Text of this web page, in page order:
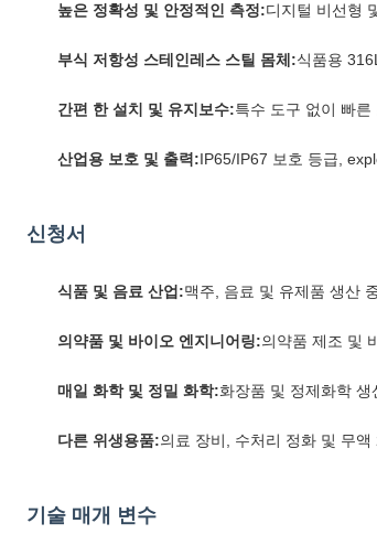
높은 정확성 및 안정적인 측정:디지털 비선형
부식 저항성 스테인레스 스틸 몸체:식품용
간편 한 설치 및 유지보수:특수 도구 없이 빠
산업용 보호 및 출력:IP65/IP67 보호 등급,
신청서
식품 및 음료 산업:맥주, 음료 및 유제품 생산
의약품 및 바이오 엔지니어링:의약품 제조 및
매일 화학 및 정밀 화학:화장품 및 정제화학
다른 위생용품:의료 장비, 수처리 정화 및 무
기술 매개 변수